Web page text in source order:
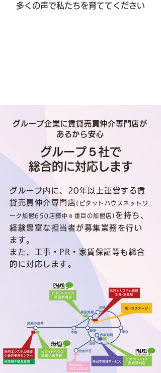
​多くの声で私たちを育ててください
グループ企業に賃貸売買仲介専門店が
あるから安心
グループ５社で
​総合的に対応します
グループ内に、20年以上運営する賃
貸売買仲介専門店(ピタットハウスネットワ
ーク加盟650店舗中８番目の加盟店) を持ち、
経験豊富な担当者が募集業務を行い
ます。
また、 工事・PR・家賃保証等も総合
的に対応します。